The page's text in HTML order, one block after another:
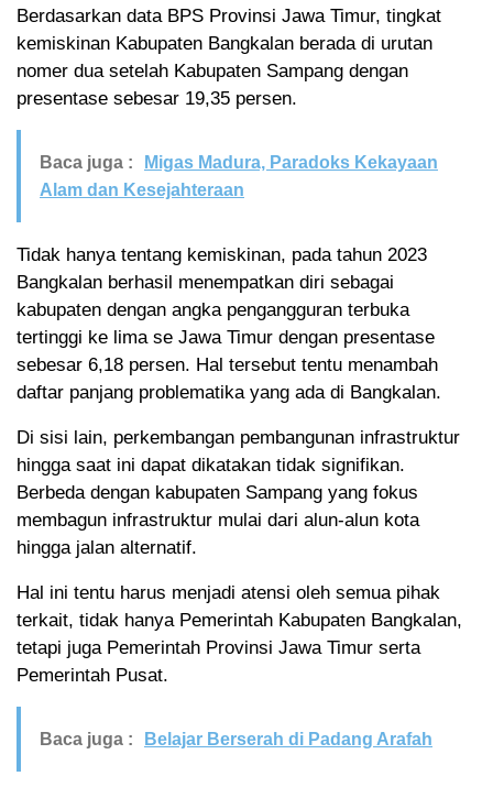
Berdasarkan data BPS Provinsi Jawa Timur, tingkat
kemiskinan Kabupaten Bangkalan berada di urutan
nomer dua setelah Kabupaten Sampang dengan
presentase sebesar 19,35 persen.
Baca juga :
Migas Madura, Paradoks Kekayaan
Alam dan Kesejahteraan
Tidak hanya tentang kemiskinan, pada tahun 2023
Bangkalan berhasil menempatkan diri sebagai
kabupaten dengan angka pengangguran terbuka
tertinggi ke lima se Jawa Timur dengan presentase
sebesar 6,18 persen. Hal tersebut tentu menambah
daftar panjang problematika yang ada di Bangkalan.
Di sisi lain, perkembangan pembangunan infrastruktur
hingga saat ini dapat dikatakan tidak signifikan.
Berbeda dengan kabupaten Sampang yang fokus
membagun infrastruktur mulai dari alun-alun kota
hingga jalan alternatif.
Hal ini tentu harus menjadi atensi oleh semua pihak
terkait, tidak hanya Pemerintah Kabupaten Bangkalan,
tetapi juga Pemerintah Provinsi Jawa Timur serta
Pemerintah Pusat.
Baca juga : Belajar Berserah di Padang Arafah